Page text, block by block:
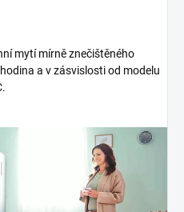
mytí mírně znečištěného
a v zásvislosti od modelu